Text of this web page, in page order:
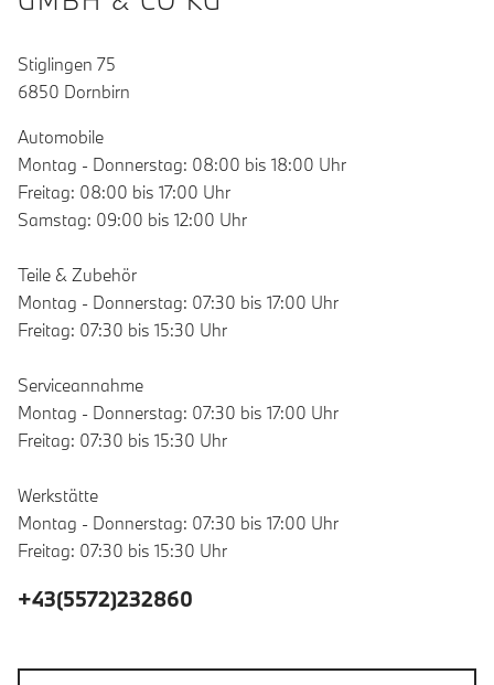
Stiglingen 75
6850 Dornbirn
Automobile
Montag - Donnerstag: 08:00 bis 18:00 Uhr
Freitag: 08:00 bis 17:00 Uhr
Samstag: 09:00 bis 12:00 Uhr
Teile & Zubehör
Montag - Donnerstag: 07:30 bis 17:00 Uhr
Freitag: 07:30 bis 15:30 Uhr
Serviceannahme
Montag - Donnerstag: 07:30 bis 17:00 Uhr
Freitag: 07:30 bis 15:30 Uhr
Werkstätte
Montag - Donnerstag: 07:30 bis 17:00 Uhr
Freitag: 07:30 bis 15:30 Uhr
+43(5572)232860